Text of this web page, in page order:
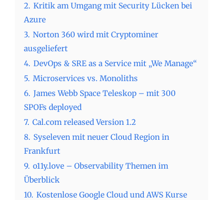
2. Kritik am Umgang mit Security Lücken bei
Azure
3. Norton 360 wird mit Cryptominer
ausgeliefert
4. DevOps & SRE as a Service mit „We Manage“
5. Microservices vs. Monoliths
6. James Webb Space Teleskop – mit 300
SPOFs deployed
7. Cal.com released Version 1.2
8. Syseleven mit neuer Cloud Region in
Frankfurt
9. o11y.love – Observability Themen im
Überblick
10. Kostenlose Google Cloud und AWS Kurse